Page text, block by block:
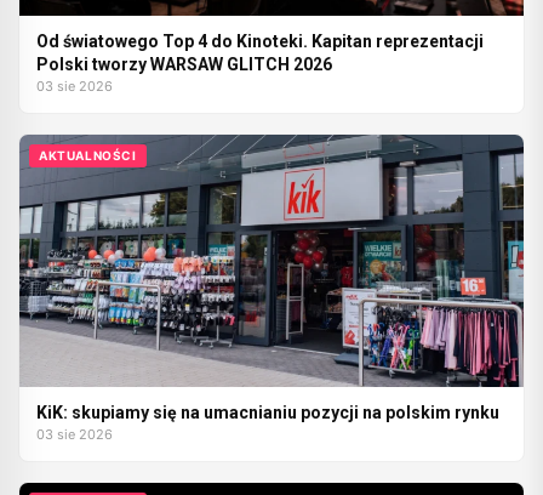
Od światowego Top 4 do Kinoteki. Kapitan reprezentacji
Polski tworzy WARSAW GLITCH 2026
03 sie 2026
AKTUALNOŚCI
KiK: skupiamy się na umacnianiu pozycji na polskim rynku
03 sie 2026